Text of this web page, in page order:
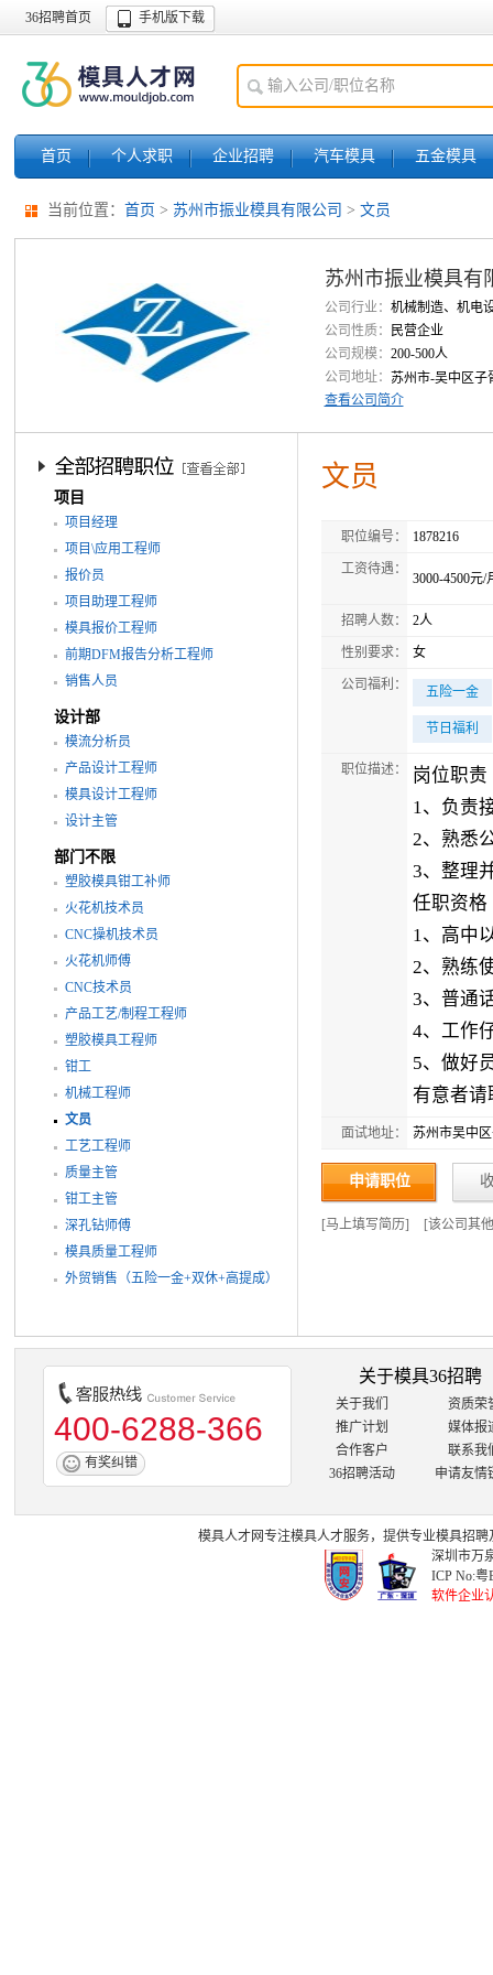
36招聘首页 手机版下载
首页 个人求职 企业招聘 汽车模具 五金模具
当前位置： 首页 > 苏州市振业模具有限公司 > 文员
苏州市振业模具有
公司行业： 机械制造、机电
公司性质：
民营企业
公司规模： 200-500人
公司地址： 苏州市-吴中区子
查看公司简介
项目
项目经理
项目\应用工程师
报价员
项目助理工程师
模具报价工程师
前期DFM报告分析工程师
销售人员
设计部
模流分析员
产品设计工程师
模具设计工程师
设计主管
部门不限
塑胶模具钳工补师
火花机技术员
CNC操机技术员
火花机师傅
CNC技术员
产品工艺/制程工程师
塑胶模具工程师
钳工
机械工程师
文员
工艺工程师
质量主管
钳工主管
深孔钻师傅
模具质量工程师
外贸销售（五险一金+双休+高提成）
文员
职位编号： 1878216
工资待遇：
3000-4500元/
招聘人数： 2人
性别要求： 女
公司福利： 五险一金
节日福利
职位描述：
岗位职责
1、负责
2、熟悉
3、整理
任职资格
1、高中
2、熟练
3、普通
4、工作
5、做好
有意者请
面试地址： 苏州市吴中区
申请职位
[马上填写简历] [该公司其
400-6288-366
有奖纠错
关于模具36招聘
关于我们
资质荣
推广计划
媒体报
合作客户
联系我
36招聘活动
申请友情
模具人才网专注模具人才服务，提供专业模具招聘
深圳市万
ICP No:粤
软件企业